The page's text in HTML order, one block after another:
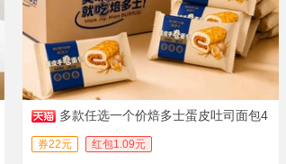
多款任选一个价焙多士蛋皮吐司面包4
00g
券22元 红包1.09元